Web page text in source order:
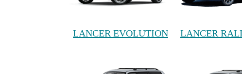
LANCER EVOLUTION LANCER